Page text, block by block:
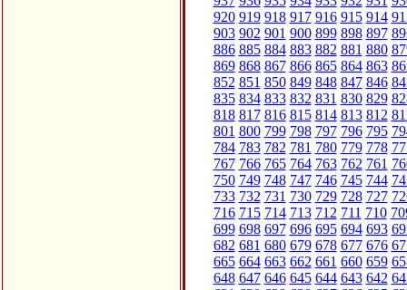
920 919 918 917 916 915 914
903 902 901 900 899 898 897
886 885 884 883 882 881 880
869 868 867 866 865 864 863
852 851 850 849 848 847 846
835 834 833 832 831 830 829
818 817 816 815 814 813 812
801 800 799 798 797 796 795
784 783 782 781 780 779 778
767 766 765 764 763 762 761
750 749 748 747 746 745 744
733 732 731 730 729 728 727
716 715 714 713 712 711 710
699 698 697 696 695 694 693
682 681 680 679 678 677 676
665 664 663 662 661 660 659
648 647 646 645 644 643 642